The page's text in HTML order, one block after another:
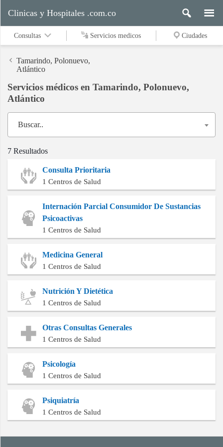
Servicios
medicos
Buscar
Contacto
Clinicas y Hospitales .com.co
Consultas Servicios medicos Ciudades
Tamarindo, Polonuevo,
Atlántico
Servicios médicos en Tamarindo, Polonuevo,
Atlántico
Buscar..
7 Resultados
Consulta Prioritaria
1 Centros de Salud
Internación Parcial Consumidor De Sustancias
Psicoactivas
1 Centros de Salud
Medicina General
1 Centros de Salud
Nutrición Y Dietética
1 Centros de Salud
Otras Consultas Generales
1 Centros de Salud
Psicología
1 Centros de Salud
Psiquiatría
1 Centros de Salud